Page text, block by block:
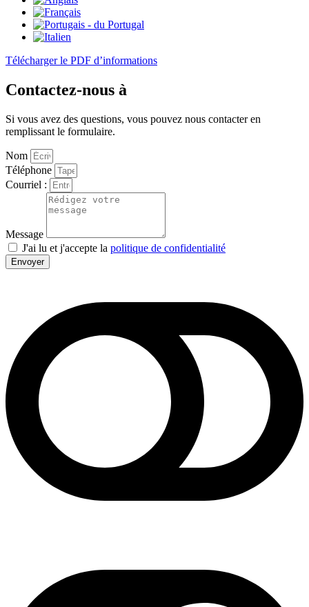
Télécharger le PDF d’informations
Contactez-nous à
Si vous avez des questions, vous pouvez nous contacter en
remplissant le formulaire.
Nom
Téléphone
Courriel :
Message
J'ai lu et j'accepte la politique de confidentialité
Envoyer